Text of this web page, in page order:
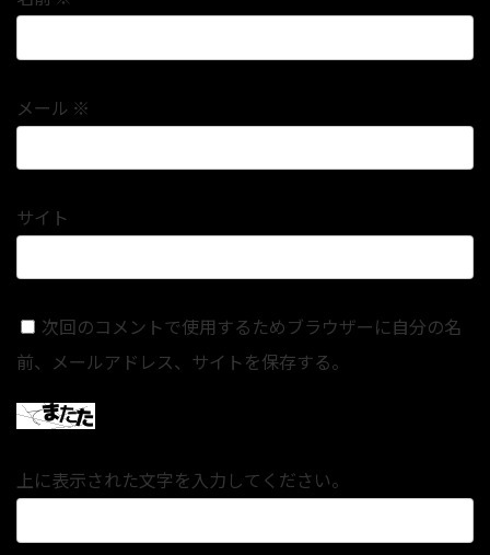
メール ※
サイト
次回のコメントで使用するためブラウザーに自分の名
前、メールアドレス、サイトを保存する。
上に表示された文字を入力してください。